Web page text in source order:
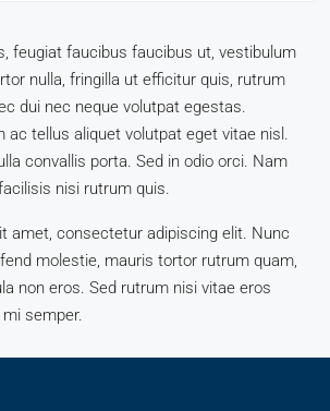
feugiat faucibus faucibus ut, vestibulum
nulla, fringilla ut efficitur quis, rutrum
dui nec neque volutpat egestas.
ac tellus aliquet volutpat eget vitae nisl.
convallis porta. Sed in odio orci. Nam
nisi rutrum quis.
amet, consectetur adipiscing elit. Nunc
molestie, mauris tortor rutrum quam,
non eros. Sed rutrum nisi vitae eros
semper.